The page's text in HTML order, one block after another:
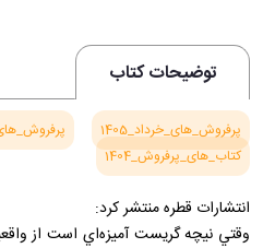
توضیحات کتاب
پرفروش_های_خرداد_1405
کتاب_های_پرفروش_1404
انتشارات قطره منتشر کرد:
وقتي نيچه گريست آميزه‌اي است از